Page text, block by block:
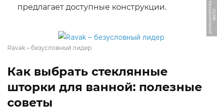
ФОТО: dm-steklo.ru
предлагает доступные конструкции.
Ф
О
Т
О:
p
r
o
s
t
o
s
a
n
t
e
h
ni
k
a.
r
u
Ravak – безусловный лидер
Как выбрать стеклянные
шторки для ванной: полезные
советы